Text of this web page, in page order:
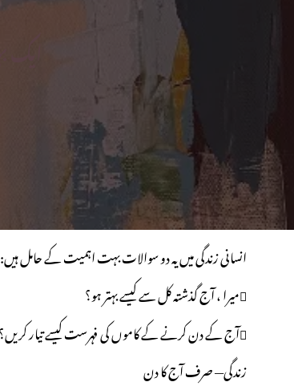
انسانی زندگی میں یہ دو سوالات بہت اہمیت کے حامل ہیں:
میرا ، آج گذشتہ کل سے کیسے بہتر ہو؟
آج کے دن کرنے کے کاموں کی فہرست کیسے تیار کریں؟
زندگی— صرف آج کا دن